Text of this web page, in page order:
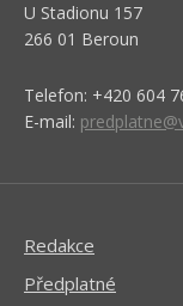
U Stadionu 157
266 01 Beroun
Telefon: +420 604
E-mail:
Redakce
Předplatné